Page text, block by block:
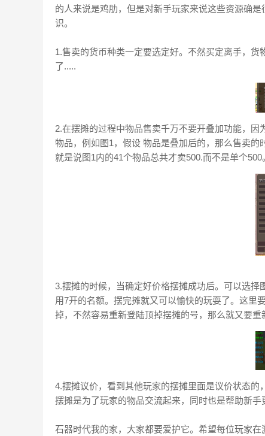
的人来说是鸡肋，但是对新手玩家来说这些资源确
识。
1.售卖的货币种类一定要选定好。不然买定离手，
了.....
2.在摆摊的过程中物品售卖千万不要开叠加功能，
物品，例如图1，假设 物品是叠加后的，那么售卖
就是说图1内的41个物品总共才卖500.而不是单个500
3.摆摊的时候，当确定好价格摆摊成功后。可以选
用7开的名额。摆完摊就又可以愉快的玩耍了。这里
掉，不然容易重新登陆顶掉摆摊的号，那么就又要重
4.摆摊议价，看到其他玩家的摆摊里面是议价状态的
摆摊是为了玩家的物品交流起来，同时也是帮助新
石器时代我的家，大家都要爱护它。希望每位玩家在